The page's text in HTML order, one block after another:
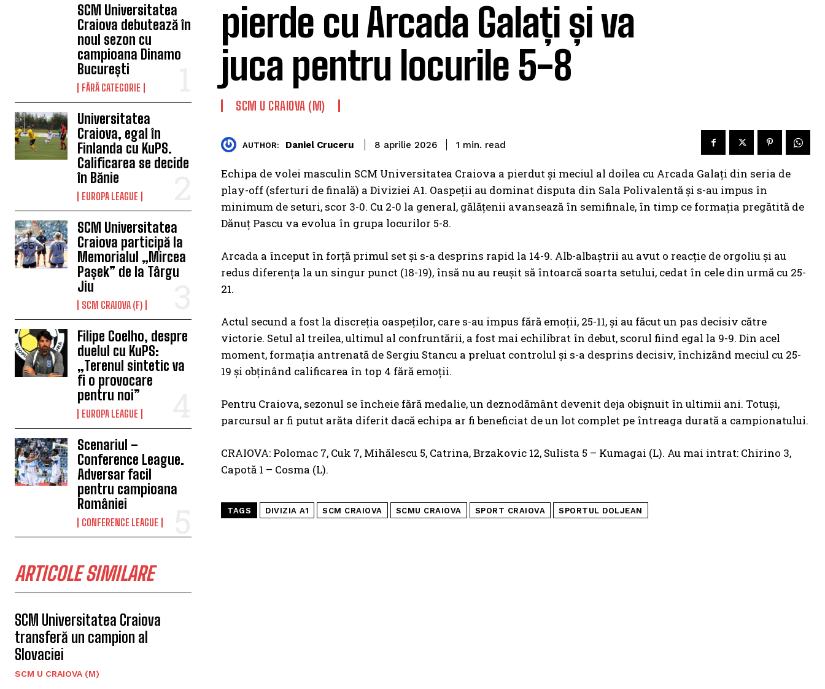
SCM Universitatea
Craiova debutează în
noul sezon cu
campioana Dinamo
București
FĂRĂ CATEGORIE
Universitatea
Craiova, egal în
Finlanda cu KuPS.
Calificarea se decide
în Bănie
EUROPA LEAGUE
SCM Universitatea
Craiova participă la
Memorialul „Mircea
Pașek” de la Târgu
Jiu
SCM CRAIOVA (F)
Filipe Coelho, despre
duelul cu KuPS:
„Terenul sintetic va
fi o provocare
pentru noi”
EUROPA LEAGUE
Scenariul –
Conference League.
Adversar facil
pentru campioana
României
CONFERENCE LEAGUE
ARTICOLE SIMILARE
SCM Universitatea Craiova
transferă un campion al
Slovaciei
SCM U CRAIOVA (M)
pierde cu Arcada Galați și va
juca pentru locurile 5-8
SCM U CRAIOVA (M)
AUTHOR: Daniel Cruceru 8 aprilie 2026 1 min. read
Echipa de volei masculin SCM Universitatea Craiova a pierdut și meciul al doilea cu Arcada Galați din seria de
play-off (sferturi de finală) a Diviziei A1. Oaspeții au dominat disputa din Sala Polivalentă și s-au impus în
minimum de seturi, scor 3-0. Cu 2-0 la general, gălățenii avansează în semifinale, în timp ce formația pregătită de
Dănuț Pascu va evolua în grupa locurilor 5-8.
Arcada a început în forță primul set și s-a desprins rapid la 14-9. Alb-albaștrii au avut o reacție de orgoliu și au
redus diferența la un singur punct (18-19), însă nu au reușit să întoarcă soarta setului, cedat în cele din urmă cu 25-
21.
Actul secund a fost la discreția oaspeților, care s-au impus fără emoții, 25-11, și au făcut un pas decisiv către
victorie. Setul al treilea, ultimul al confruntării, a fost mai echilibrat în debut, scorul fiind egal la 9-9. Din acel
moment, formația antrenată de Sergiu Stancu a preluat controlul și s-a desprins decisiv, închizând meciul cu 25-
19 și obținând calificarea în top 4 fără emoții.
Pentru Craiova, sezonul se încheie fără medalie, un deznodământ devenit deja obișnuit în ultimii ani. Totuși,
parcursul ar fi putut arăta diferit dacă echipa ar fi beneficiat de un lot complet pe întreaga durată a campionatului.
CRAIOVA: Polomac 7, Cuk 7, Mihălescu 5, Catrina, Brzakovic 12, Sulista 5 – Kumagai (L). Au mai intrat: Chirino 3,
Capotă 1 – Cosma (L).
TAGS DIVIZIA A1 SCM CRAIOVA SCMU CRAIOVA SPORT CRAIOVA SPORTUL DOLJEAN